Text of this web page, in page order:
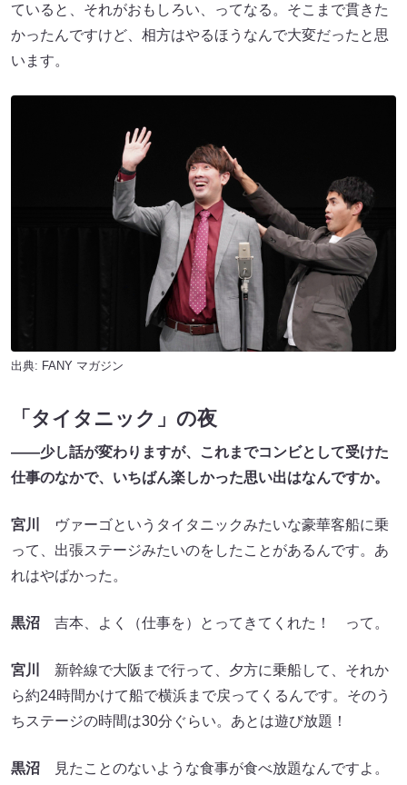
ていると、それがおもしろい、ってなる。そこまで貫きた
かったんですけど、相方はやるほうなんで大変だったと思
います。
出典: FANY マガジン
「タイタニック」の夜
――少し話が変わりますが、これまでコンビとして受けた
仕事のなかで、いちばん楽しかった思い出はなんですか。
宮川
ヴァーゴというタイタニックみたいな豪華客船に乗
って、出張ステージみたいのをしたことがあるんです。あ
れはやばかった。
黒沼 吉本、よく（仕事を）とってきてくれた！ って。
宮川
新幹線で大阪まで行って、夕方に乗船して、それか
ら約24時間かけて船で横浜まで戻ってくるんです。そのう
ちステージの時間は30分ぐらい。あとは遊び放題！
黒沼 見たことのないような食事が食べ放題なんですよ。